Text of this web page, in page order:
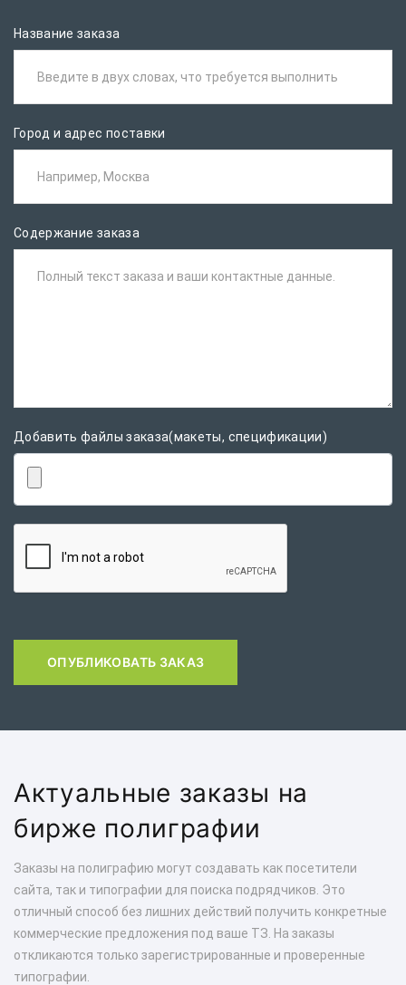
Название заказа
Введите в двух словах, что требуется выполнить
Город и адрес поставки
Например, Москва
Содержание заказа
Полный текст заказа и ваши контактные данные.
Добавить файлы заказа(макеты, спецификации)
ОПУБЛИКОВАТЬ ЗАКАЗ
Актуальные заказы на
бирже полиграфии
Заказы на полиграфию могут создавать как посетители
сайта, так и типографии для поиска подрядчиков. Это
отличный способ без лишних действий получить конкретные
коммерческие предложения под ваше ТЗ. На заказы
откликаются только зарегистрированные и проверенные
типографии.